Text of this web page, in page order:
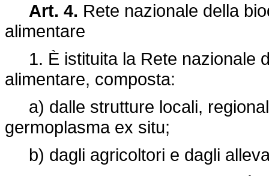
Art. 4. Rete nazionale della
alimentare
1. È istituita la Rete nazionale
alimentare, composta:
a) dalle strutture locali,
germoplasma ex situ;
b) dagli agricoltori e dagli